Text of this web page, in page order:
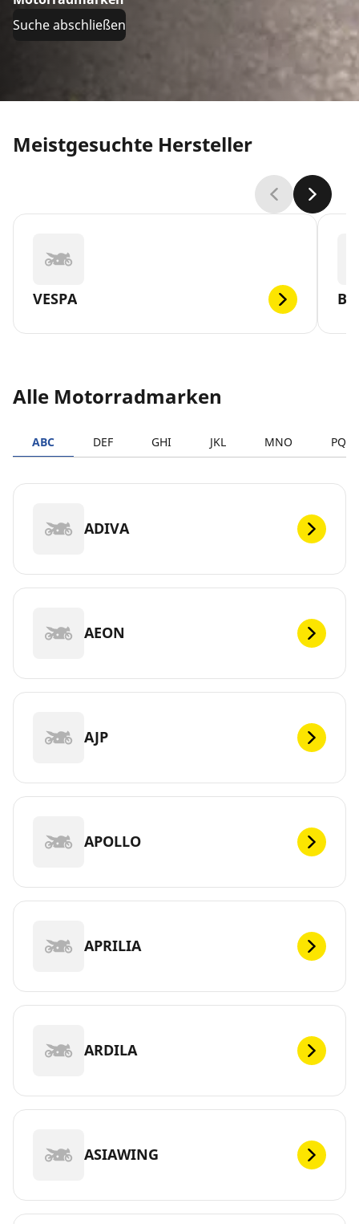
Suche abschließen
Meistgesuchte Hersteller
VESPA
Alle Motorradmarken
ABC DEF GHI JKL MNO PQRS
ADIVA
AEON
AJP
APOLLO
APRILIA
ARDILA
ASIAWING